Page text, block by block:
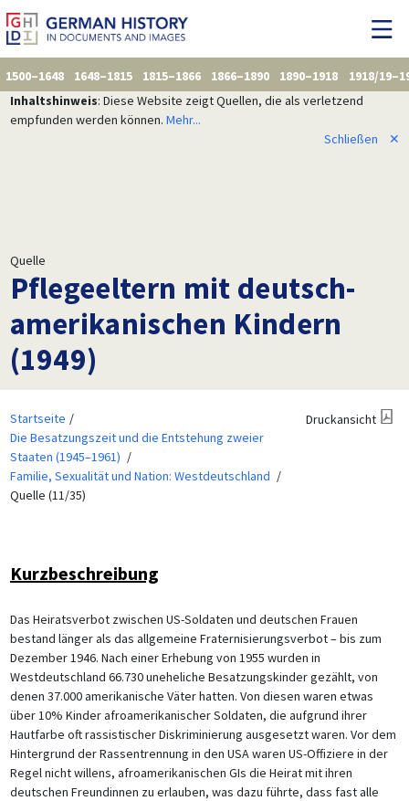
1500–1648 1648–1815 1815–1866 1866–1890 1890–1918
1918/
Inhaltshinweis: Diese Website zeigt Quellen, die als verletzend
empfunden werden können. Mehr...
Schließen
✕
Quelle
Pflegeeltern mit deutsch-
amerikanischen Kindern
(1949)
Startseite
Die Besatzungszeit und die Entstehung zweier
Staaten (1945–1961)
Familie, Sexualität und Nation: Westdeutschland
Quelle (11/35)
Druckansicht
Kurzbeschreibung
Das Heiratsverbot zwischen US-Soldaten und deutschen Frauen
bestand länger als das allgemeine Fraternisierungsverbot – bis zum
Dezember 1946. Nach einer Erhebung von 1955 wurden in
Westdeutschland 66.730 uneheliche Besatzungskinder gezählt, von
denen 37.000 amerikanische Väter hatten. Von diesen waren etwas
über 10% Kinder afroamerikanischer Soldaten, die aufgrund ihrer
Hautfarbe oft rassistischer Diskriminierung ausgesetzt waren. Vor dem
Hintergrund der Rassentrennung in den USA waren US-Offiziere in der
Regel nicht willens, afroamerikanischen GIs die Heirat mit ihren
deutschen Freundinnen zu erlauben, was dazu führte, dass fast alle